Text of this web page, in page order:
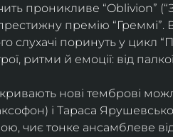
проникливе “Oblivion”
премію “Греммі”.
слухачі поринуть у цикл
ритми й емоції: від
нові темброві
і Тараса
чиє тонке ансамблеве